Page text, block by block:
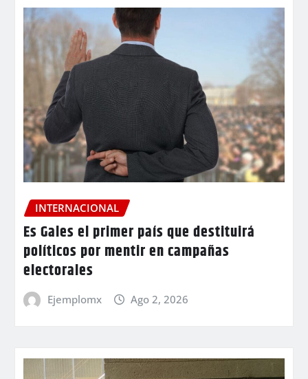
INTERNACIONAL
Es Gales el primer país que destituirá
políticos por mentir en campañas
electorales
Ejemplomx Ago 2, 2026